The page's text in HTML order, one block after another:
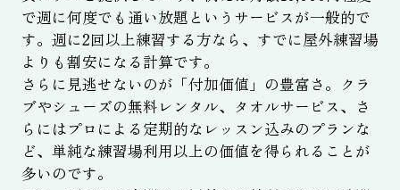
で週に何度でも通い放題というサービスが一般的で
す。週に2回以上練習する方なら、すでに屋外練習場
よりも割安になる計算です。
さらに見逃せないのが「付加価値」の豊富さ。クラ
ブやシューズの無料レンタル、タオルサービス、さ
らにはプロによる定期的なレッスン込みのプランな
ど、単純な練習場利用以上の価値を得られることが
多いのです。